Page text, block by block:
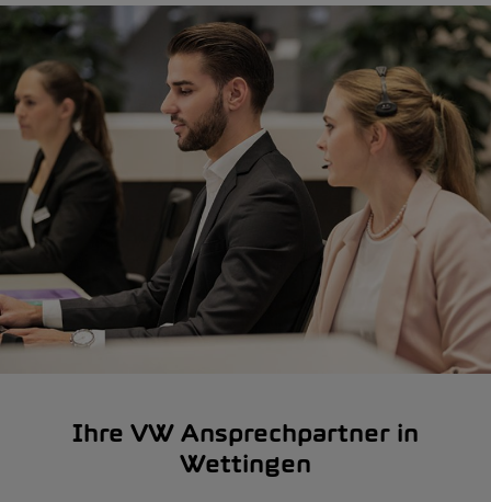
Ihre VW Ansprechpartner in
Wettingen